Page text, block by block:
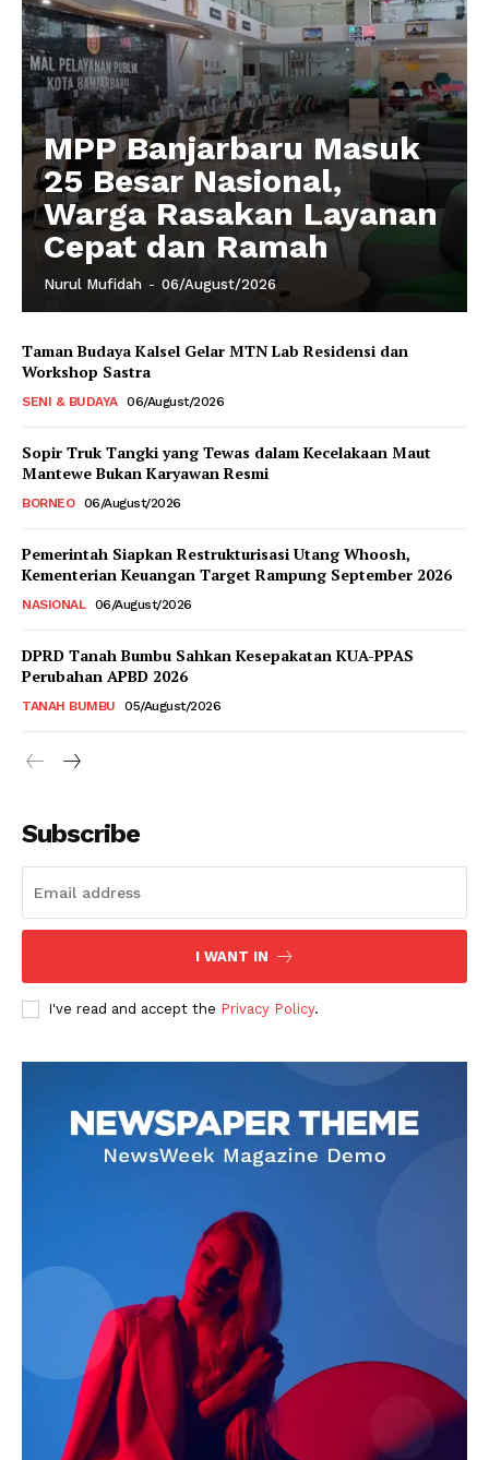
MPP Banjarbaru Masuk
25 Besar Nasional,
Warga Rasakan Layanan
Cepat dan Ramah
Nurul Mufidah - 06/August/2026
Taman Budaya Kalsel Gelar MTN Lab Residensi dan
Workshop Sastra
SENI & BUDAYA 06/August/2026
Sopir Truk Tangki yang Tewas dalam Kecelakaan Maut
Mantewe Bukan Karyawan Resmi
BORNEO 06/August/2026
Pemerintah Siapkan Restrukturisasi Utang Whoosh,
Kementerian Keuangan Target Rampung September 2026
NASIONAL 06/August/2026
DPRD Tanah Bumbu Sahkan Kesepakatan KUA-PPAS
Perubahan APBD 2026
TANAH BUMBU 05/August/2026
Subscribe
I WANT IN
I've read and accept the Privacy Policy.